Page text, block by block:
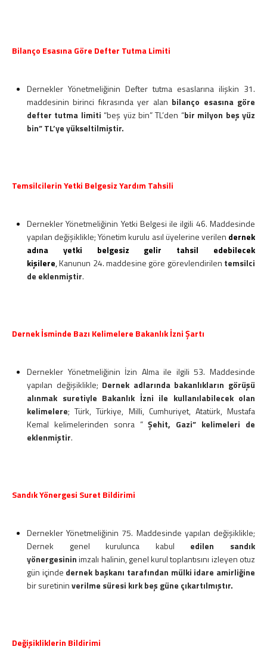
Bilanço Esasına Göre Defter Tutma Limiti
Dernekler Yönetmeliğinin Defter tutma esaslarına ilişkin 31.
maddesinin birinci fıkrasında yer alan bilanço esasına göre
defter tutma limiti “beş yüz bin” TL’den “bir milyon beş yüz
bin” TL’ye yükseltilmiştir.
Temsilcilerin Yetki Belgesiz Yardım Tahsili
Dernekler Yönetmeliğinin Yetki Belgesi ile ilgili 46. Maddesinde
yapılan değişiklikle; Yönetim kurulu asıl üyelerine verilen dernek
adına yetki belgesiz gelir tahsil edebilecek
kişilere,Kanunun 24. maddesine göre görevlendirilen temsilci
de eklenmiştir.
Dernek İsminde Bazı Kelimelere Bakanlık İzni Şartı
Dernekler Yönetmeliğinin İzin Alma ile ilgili 53. Maddesinde
yapılan değişiklikle; Dernek adlarında bakanlıkların görüşü
alınmak suretiyle Bakanlık İzni ile kullanılabilecek olan
kelimelere; Türk, Türkiye, Milli, Cumhuriyet, Atatürk, Mustafa
Kemal kelimelerinden sonra “Şehit, Gazi” kelimeleri de
eklenmiştir.
Sandık Yönergesi Suret Bildirimi
Dernekler Yönetmeliğinin 75. Maddesinde yapılan değişiklikle;
Dernek genel kurulunca kabul edilen sandık
yönergesininimzalı halinin, genel kurul toplantısını izleyen otuz
gün içinde dernek başkanı tarafından mülki idare amirliğine
bir suretininverilme süresi kırk beş güne çıkartılmıştır.
Değişikliklerin Bildirimi